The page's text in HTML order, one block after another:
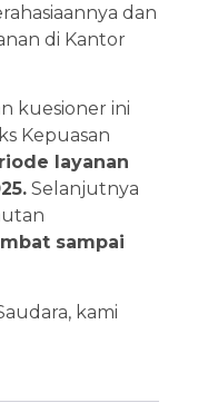
dan
di Kantor
kuesioner ini
Kepuasan
layanan
Selanjutnya
sampai
kami